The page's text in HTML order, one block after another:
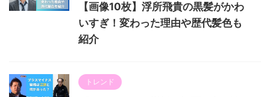
【画像10枚】浮所飛貴の黒髪がかわ
いすぎ！変わった理由や歴代髪色も
紹介
トレンド